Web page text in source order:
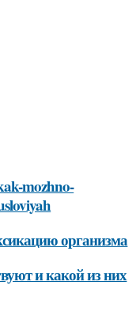
mozhno-
организма
и какой из них